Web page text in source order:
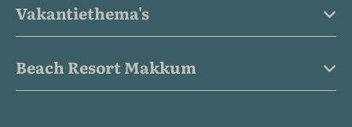
Vakantiethema's
Beach Resort Makkum